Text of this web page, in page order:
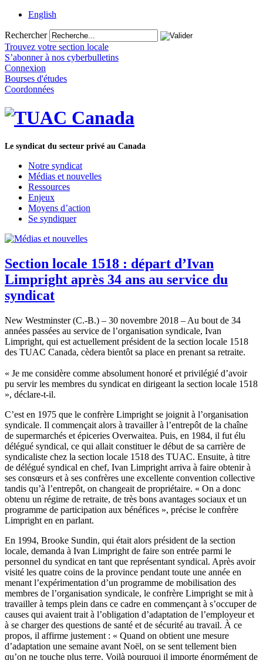
English
Rechercher
Trouvez votre section locale
S’abonner à nos cyberbulletins
Connexion
Bourses d'études
Coordonnées
Le syndicat du secteur privé au Canada
Notre syndicat
Médias et nouvelles
Ressources
Enjeux
Moyens d’action
Se syndiquer
Section locale 1518 : départ d’Ivan
Limpright après 34 ans au service du
syndicat
New Westminster (C.-B.) – 30 novembre 2018 – Au bout de 34
années passées au service de l’organisation syndicale, Ivan
Limpright, qui est actuellement président de la section locale 1518
des TUAC Canada, cèdera bientôt sa place en prenant sa retraite.
« Je me considère comme absolument honoré et privilégié d’avoir
pu servir les membres du syndicat en dirigeant la section locale 1518
», déclare-t-il.
C’est en 1975 que le confrère Limpright se joignit à l’organisation
syndicale. Il commençait alors à travailler à l’entrepôt de la chaîne
de supermarchés et épiceries Overwaitea. Puis, en 1984, il fut élu
délégué syndical, ce qui allait constituer le début de sa carrière de
syndicaliste chez la section locale 1518 des TUAC. Ensuite, à titre
de délégué syndical en chef, Ivan Limpright arriva à faire obtenir à
ses consœurs et à ses confrères une excellente convention collective
tandis qu’à l’entrepôt, on changeait de propriétaire. « On a donc
obtenu un régime de retraite, de très bons avantages sociaux et un
programme de participation aux bénéfices », précise le confrère
Limpright en en parlant.
En 1994, Brooke Sundin, qui était alors président de la section
locale, demanda à Ivan Limpright de faire son entrée parmi le
personnel du syndicat en tant que représentant syndical. Après avoir
visité les quatre coins de la province pendant toute une année en
menant l’expérimentation d’un programme de mobilisation des
membres de l’organisation syndicale, le confrère Limpright se mit à
travailler à temps plein dans ce cadre en commençant à s’occuper de
causes qui avaient trait à l’obligation d’adaptation de l’employeur et
à se charger des questions de santé et de sécurité au travail. À ce
propos, il affirme justement : « Quand on obtient une mesure
d’adaptation une semaine avant Noël, on se sent tellement bien
qu’on ne touche plus terre. Voilà pourquoi il importe énormément de